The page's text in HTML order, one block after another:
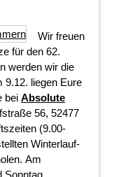
Wir freuen
für den 62.
werden wir die
9.12. liegen Eure
bei Absolute
56, 52477
(9.00-
Winterlauf-
Am